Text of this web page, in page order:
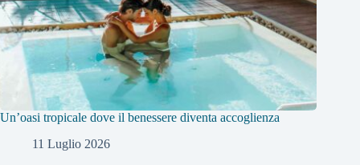
Un’oasi tropicale dove il benessere diventa accoglienza
11 Luglio 2026